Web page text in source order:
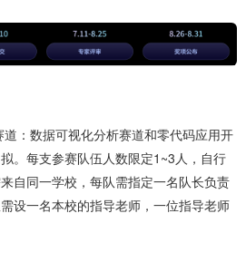
数据可视化分析赛道和零代码应用开
。每支参赛队伍人数限定1~3人，自行
自同一学校，每队需指定一名队长负责
设一名本校的指导老师，一位指导老师